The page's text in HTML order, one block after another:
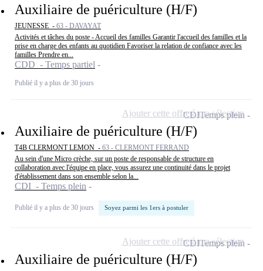
Auxiliaire de puériculture (H/F)
JEUNESSE - 63 - DAVAYAT
Activités et tâches du poste - Accueil des familles Garantir l'accueil des familles et la
prise en charge des enfants au quotidien Favoriser la relation de confiance avec les
familles Prendre en...
CDD - Temps partiel
Publié il y a plus de 30 jours
Auxiliaire de puériculture (H/F)
T4B CLERMONT LEMON - 63 - CLERMONT FERRAND
Au sein d'une Micro crèche, sur un poste de responsable de structure en
collaboration avec l'équipe en place, vous assurez une continuité dans le projet
d'établissement dans son ensemble selon la...
CDI - Temps plein
Publié il y a plus de 30 jours Soyez parmi les 1ers à postuler
CDITemps plein
Ajouter cette offre à ma sélection
Auxiliaire de puériculture (H/F)
CDITemps plein
Ajouter cette offre à ma sélection